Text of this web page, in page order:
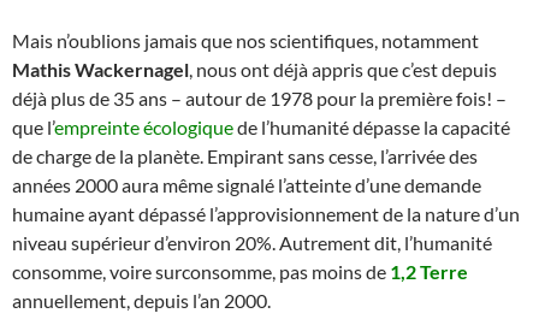
Mais n’oublions jamais que nos scientifiques, notamment
Mathis Wackernagel, nous ont déjà appris que c’est depuis
déjà plus de 35 ans – autour de 1978 pour la première fois! –
que l’empreinte écologiquede l’humanité dépasse la capacité
de charge de la planète. Empirant sans cesse, l’arrivée des
années 2000 aura même signalé l’atteinte d’une demande
humaine ayant dépassé l’approvisionnement de la nature d’un
niveau supérieur d’environ 20%. Autrement dit, l’humanité
consomme, voire surconsomme, pas moins de 1,2 Terre
annuellement, depuis l’an 2000.